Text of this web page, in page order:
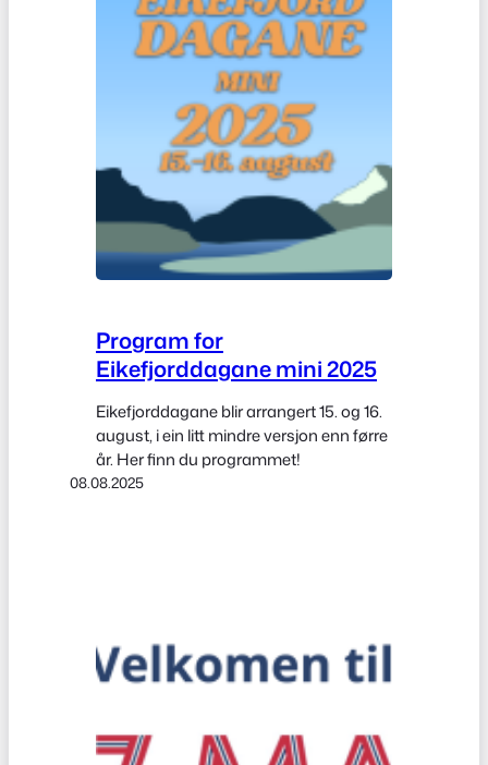
klasse leverte eit…
Program for
Eikefjorddagane mini 2025
Eikefjorddagane blir arrangert 15. og 16.
august, i ein litt mindre versjon enn førre
år. Her finn du programmet!
08.08.2025